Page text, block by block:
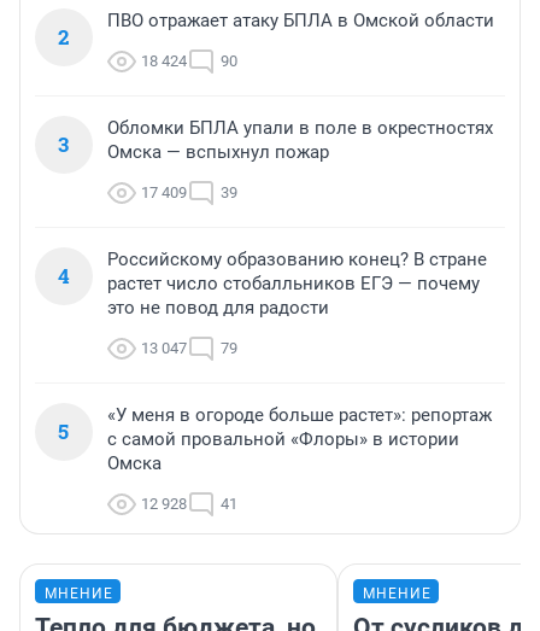
2
ПВО отражает атаку БПЛА в Омской области
18 424 90
3
Обломки БПЛА упали в поле в окрестностях
Омска — вспыхнул пожар
17 409 39
4
Российскому образованию конец? В стране
растет число стобалльников ЕГЭ — почему
это не повод для радости
13 047 79
5
«У меня в огороде больше растет»: репортаж
с самой провальной «Флоры» в истории
Омска
12 928 41
МНЕНИЕ МНЕНИЕ